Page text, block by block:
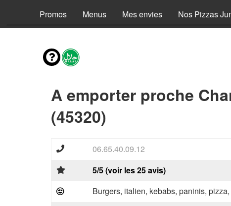
Promos Menus Mes envies Nos Pizzas
A emporter proche
(45320)
06.65.40.09.12
5/5 (voir les 25 avis)
Burgers, italien, kebabs, paninis,